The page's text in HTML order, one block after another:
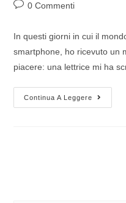
0 Commenti
In questi giorni in cui il
smartphone, ho ricevuto un
piacere: una lettrice mi ha
Continua A Leggere